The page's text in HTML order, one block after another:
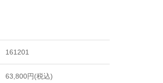
161201
63,800円(税込)